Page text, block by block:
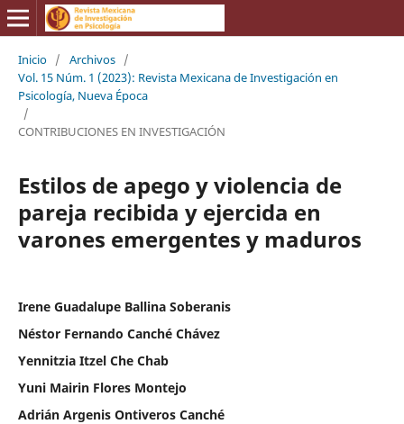
Inicio / Archivos /
Vol. 15 Núm. 1 (2023): Revista Mexicana de Investigación en
Psicología, Nueva Época
/
CONTRIBUCIONES EN INVESTIGACIÓN
Estilos de apego y violencia de
pareja recibida y ejercida en
varones emergentes y maduros
Irene Guadalupe Ballina Soberanis
Néstor Fernando Canché Chávez
Yennitzia Itzel Che Chab
Yuni Mairin Flores Montejo
Adrián Argenis Ontiveros Canché